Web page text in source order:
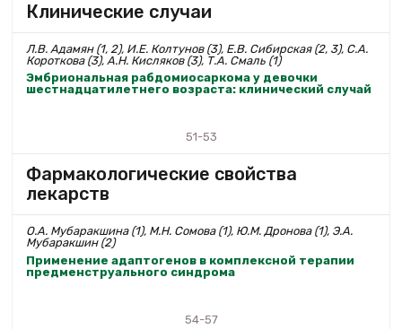
Клинические случаи
Л.В. Адамян (1, 2), И.Е. Колтунов (3), Е.В. Сибирская (2, 3), С.А.
Короткова (3), А.Н. Кисляков (3), Т.А. Смаль (1)
Эмбриональная рабдомиосаркома у девочки
шестнадцатилетнего возраста: клинический случай
51-53
Фармакологические свойства
лекарств
О.А. Мубаракшина (1), М.Н. Сомова (1), Ю.М. Дронова (1), Э.А.
Мубаракшин (2)
Применение адаптогенов в комплексной терапии
предменструального синдрома
54-57